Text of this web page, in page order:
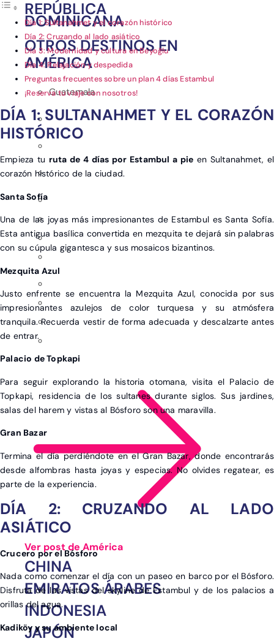
REPÚBLICA
DOMINICANA
OTROS DESTINOS EN
AMÉRICA
Guatemala
Ver post de América
CHINA
EMIRATOS ÁRABES
INDONESIA
JAPÓN
Día 1: Sultanahmet y el corazón histórico
Día 2: Cruzando al lado asiático
Día 3: Modernidad y cultura en Beyoğlu
Día 4: Relajación y despedida
Preguntas frecuentes sobre un plan 4 días Estambul
¡Reserva tu viaje con nosotros!
DÍA 1: SULTANAHMET Y EL CORAZÓN
HISTÓRICO
Empieza tu ruta de 4 días por Estambul a pie en Sultanahmet, el
corazón histórico de la ciudad.
Santa Sofía
Una de las joyas más impresionantes de Estambul es Santa Sofía.
Esta antigua basílica convertida en mezquita te dejará sin palabras
con su cúpula gigantesca y sus mosaicos bizantinos.
Mezquita Azul
Justo enfrente se encuentra la Mezquita Azul, conocida por sus
impresionantes azulejos de color turquesa y su atmósfera
tranquila. Recuerda vestir de forma adecuada y descalzarte antes
de entrar.
Palacio de Topkapi
Para seguir explorando la historia otomana, visita el Palacio de
Topkapi, residencia de los sultanes durante siglos. Sus jardines,
salas del harem y vistas al Bósforo son una maravilla.
Gran Bazar
Termina el día perdiéndote en el Gran Bazar, donde encontrarás
desde alfombras hasta joyas y especias. No olvides regatear, es
parte de la experiencia.
DÍA 2: CRUZANDO AL LADO
ASIÁTICO
Crucero por el Bósforo
Nada como comenzar el día con un paseo en barco por el Bósforo.
Disfruta de las vistas del skyline de Estambul y de los palacios a
orillas del agua.
Kadiköy y su ambiente local